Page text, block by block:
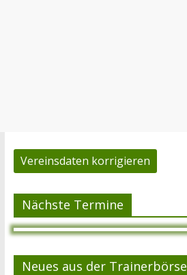
Vereinsdaten korrigieren
Nächste Termine
Neues aus der Trainerbörse